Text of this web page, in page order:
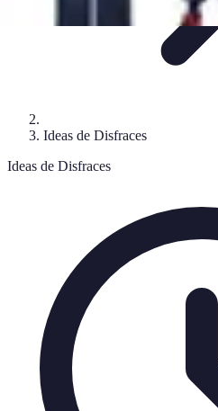
Ideas de Disfraces
Ideas de Disfraces